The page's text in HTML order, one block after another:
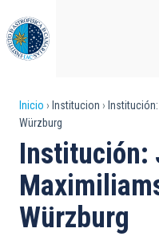
al
contenido
principal
Sobrescribir
enlaces
de
ayuda
a
Inicio Institucion
Würzburg
Institución:
Würzburg